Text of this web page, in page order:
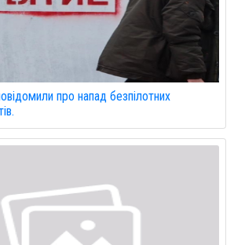
про напад безпілотних